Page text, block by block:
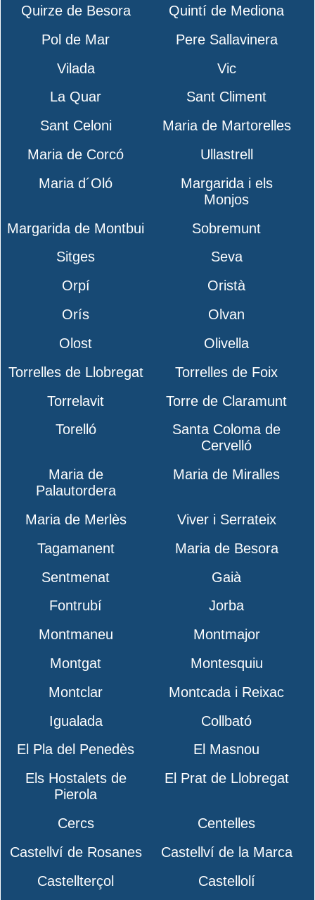
Quirze de Besora
Quintí de Mediona
Pol de Mar
Pere Sallavinera
Vilada
Vic
La Quar
Sant Climent
Sant Celoni
Maria de Martorelles
Maria de Corcó
Ullastrell
Maria d´Oló
Margarida i els
Monjos
Margarida de Montbui
Sobremunt
Sitges
Seva
Orpí
Oristà
Orís
Olvan
Olost
Olivella
Torrelles de Llobregat
Torrelles de Foix
Torrelavit
Torre de Claramunt
Torelló
Santa Coloma de
Cervelló
Maria de
Palautordera
Maria de Miralles
Maria de Merlès
Viver i Serrateix
Tagamanent
Maria de Besora
Sentmenat
Gaià
Fontrubí
Jorba
Montmaneu
Montmajor
Montgat
Montesquiu
Montclar
Montcada i Reixac
Igualada
Collbató
El Pla del Penedès
El Masnou
Els Hostalets de
Pierola
El Prat de Llobregat
Cercs
Centelles
Castellví de Rosanes
Castellví de la Marca
Castellterçol
Castellolí